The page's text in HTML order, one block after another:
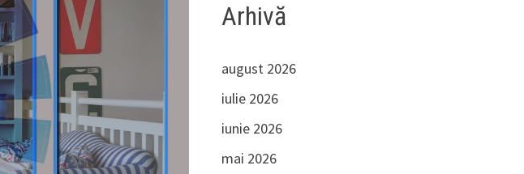
Arhivă
august 2026
iulie 2026
iunie 2026
mai 2026